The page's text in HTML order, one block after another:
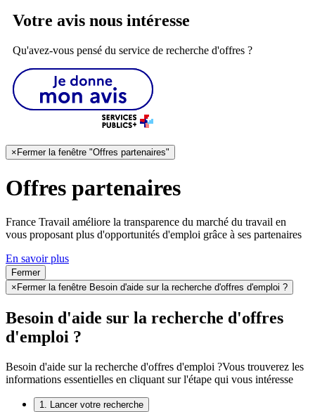
Votre avis nous intéresse
Qu'avez-vous pensé du service de recherche d'offres ?
× Fermer la fenêtre "Offres partenaires"
Offres partenaires
France Travail améliore la transparence du marché du travail en
vous proposant plus d'opportunités d'emploi grâce à ses partenaires
En savoir plus
Fermer
× Fermer la fenêtre Besoin d'aide sur la recherche d'offres d'emploi ?
Besoin d'aide sur la recherche d'offres
d'emploi ?
Besoin d'aide sur la recherche d'offres d'emploi ?Vous trouverez les
informations essentielles en cliquant sur l'étape qui vous intéresse
1. Lancer votre recherche